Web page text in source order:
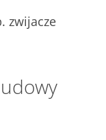
zwijacze